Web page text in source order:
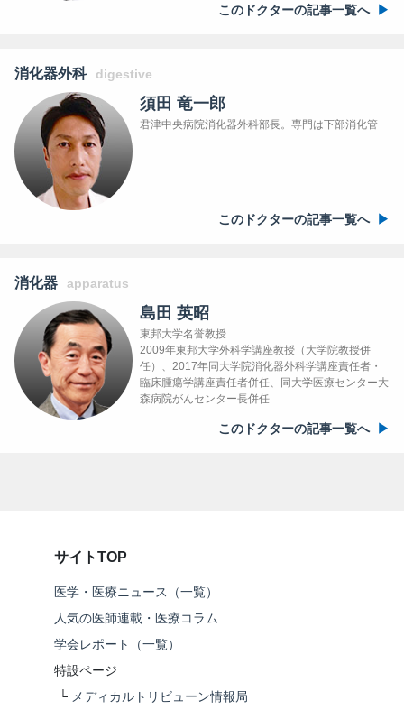
このドクターの記事一覧へ
消化器外科 digestive
須田 竜一郎
君津中央病院消化器外科部長。専門は下部消化管
このドクターの記事一覧へ
消化器 apparatus
島田 英昭
東邦大学名誉教授
2009年東邦大学外科学講座教授（大学院教授併
任）、2017年同大学院消化器外科学講座責任者・
臨床腫瘍学講座責任者併任、同大学医療センター大
森病院がんセンター長併任
このドクターの記事一覧へ
サイトTOP
医学・医療ニュース（一覧）
人気の医師連載・医療コラム
学会レポート（一覧）
特設ページ
└ メディカルトリビューン情報局